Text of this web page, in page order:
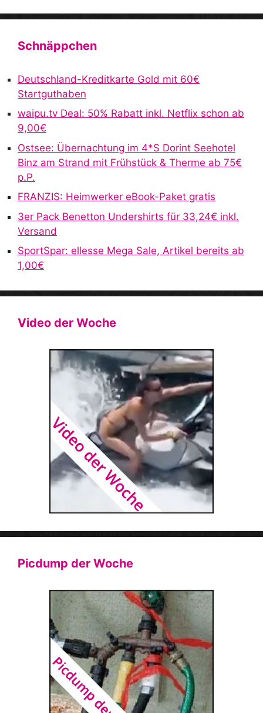
A
n
t
Schnäppchen
Deutschland-Kreditkarte Gold mit 60€
Startguthaben
waipu.tv Deal: 50% Rabatt inkl. Netflix schon ab
9,00€
Ostsee: Übernachtung im 4*S Dorint Seehotel
Binz am Strand mit Frühstück & Therme ab 75€
p.P.
FRANZIS: Heimwerker eBook-Paket gratis
3er Pack Benetton Undershirts für 33,24€ inkl.
Versand
SportSpar: ellesse Mega Sale, Artikel bereits ab
1,00€
Video der Woche
Picdump der Woche